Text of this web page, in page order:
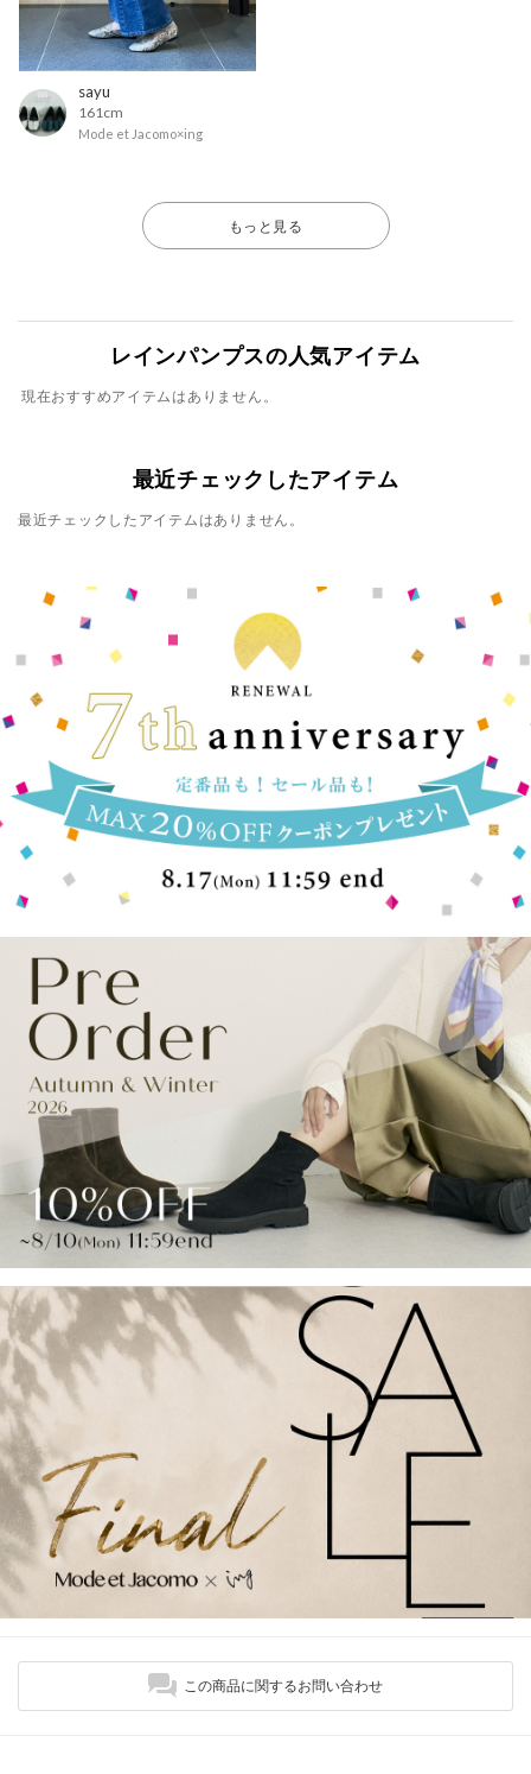
sayu
161cm
Mode et Jacomo×ing
もっと見る
レインパンプスの人気アイテム
現在おすすめアイテムはありません。
最近チェックしたアイテム
最近チェックしたアイテムはありません。
この商品に関するお問い合わせ